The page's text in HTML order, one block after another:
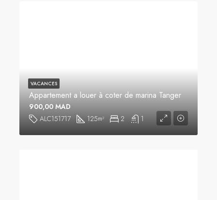
Appartement a louer à coter de marina Tanger
ALC151717 125m² 2 1
900,00 MAD
VACANCES